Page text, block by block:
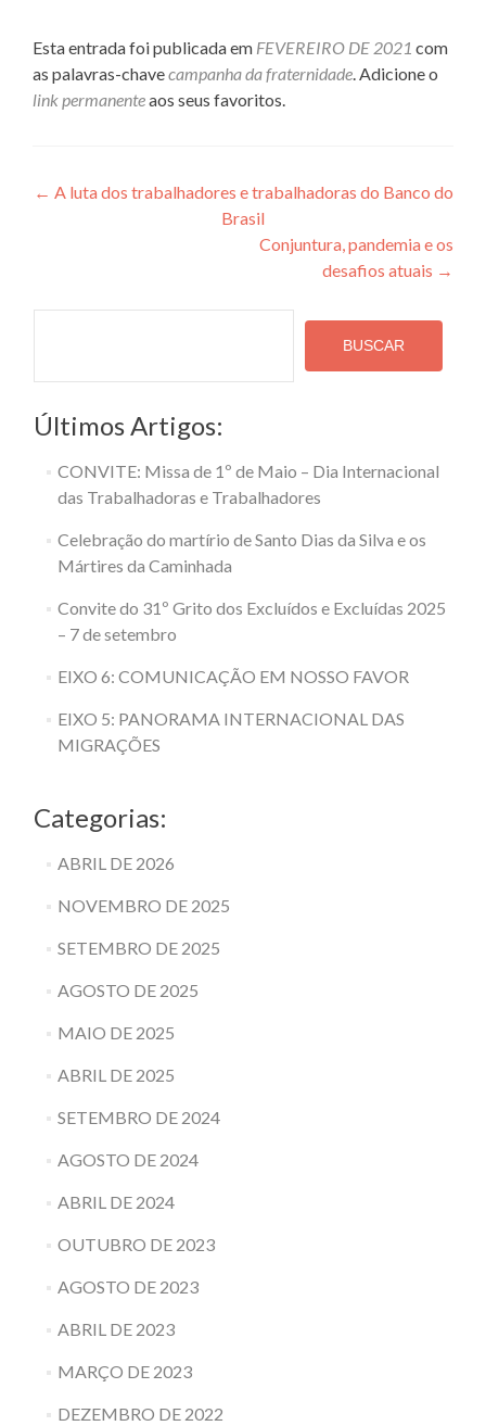
Esta entrada foi publicada em FEVEREIRO DE 2021 com
as palavras-chavecampanha da fraternidade. Adicione o
link permanenteaos seus favoritos.
Navegação
← A luta dos trabalhadores e trabalhadoras do Banco do
Brasil
Conjuntura, pandemia e os
desafios atuais →
BUSCAR
Últimos Artigos:
CONVITE: Missa de 1º de Maio – Dia Internacional
das Trabalhadoras e Trabalhadores
Celebração do martírio de Santo Dias da Silva e os
Mártires da Caminhada
Convite do 31º Grito dos Excluídos e Excluídas 2025
– 7 de setembro
EIXO 6: COMUNICAÇÃO EM NOSSO FAVOR
EIXO 5: PANORAMA INTERNACIONAL DAS
MIGRAÇÕES
Categorias:
ABRIL DE 2026
NOVEMBRO DE 2025
SETEMBRO DE 2025
AGOSTO DE 2025
MAIO DE 2025
ABRIL DE 2025
SETEMBRO DE 2024
AGOSTO DE 2024
ABRIL DE 2024
OUTUBRO DE 2023
AGOSTO DE 2023
ABRIL DE 2023
MARÇO DE 2023
DEZEMBRO DE 2022